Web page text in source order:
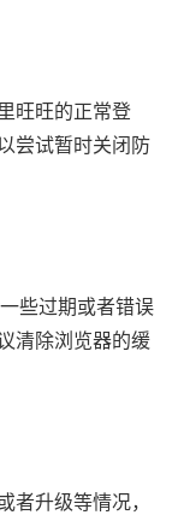
旺旺的正常登
尝试暂时关闭防
些过期或者错误
清除浏览器的缓
者升级等情况，